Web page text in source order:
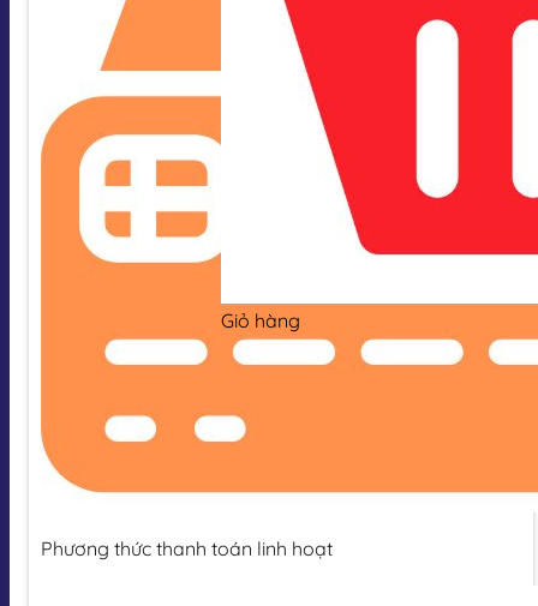
Giỏ hàng
Phương thức thanh toán linh hoạt